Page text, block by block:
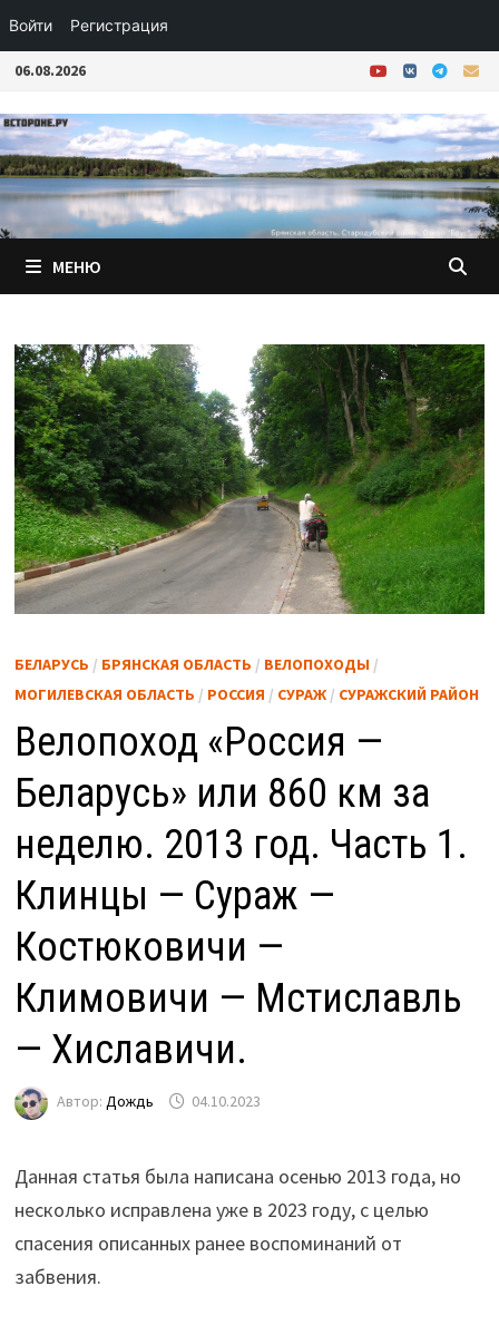
Войти Регистрация
Перейти
содержимому
06.08.2026
МЕНЮ
БЕЛАРУСЬ / БРЯНСКАЯ ОБЛАСТЬ / ВЕЛОПОХОДЫ /
МОГИЛЕВСКАЯ ОБЛАСТЬ / РОССИЯ / СУРАЖ/ СУРАЖСКИЙ РАЙОН
Велопоход «Россия —
Беларусь» или 860 км за
неделю. 2013 год. Часть 1.
Клинцы — Сураж —
Костюковичи —
Климовичи — Мстиславль
— Хиславичи.
Автор: Дождь 04.10.2023
Данная статья была написана осенью 2013 года, но
несколько исправлена уже в 2023 году, с целью
спасения описанных ранее воспоминаний от
забвения.